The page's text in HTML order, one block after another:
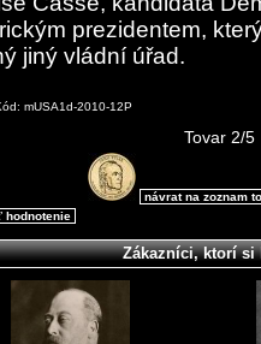
prezidentem,
jiný vládní úřad.
mUSA1d-2010-12P
Tovar 2/5
návrat na zoznam
hodnotenie
Zákazníci, ktorí si